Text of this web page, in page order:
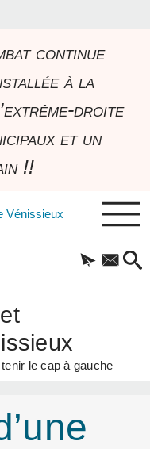
continue
à la
droite
et un
!!
le cap à gauche